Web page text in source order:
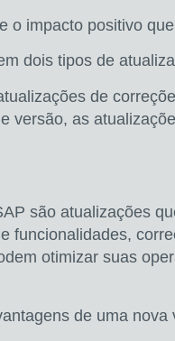
o impacto positivo
dois tipos de
de
versão, as
são atualizações
funcionalidades,
otimizar suas
de uma nova